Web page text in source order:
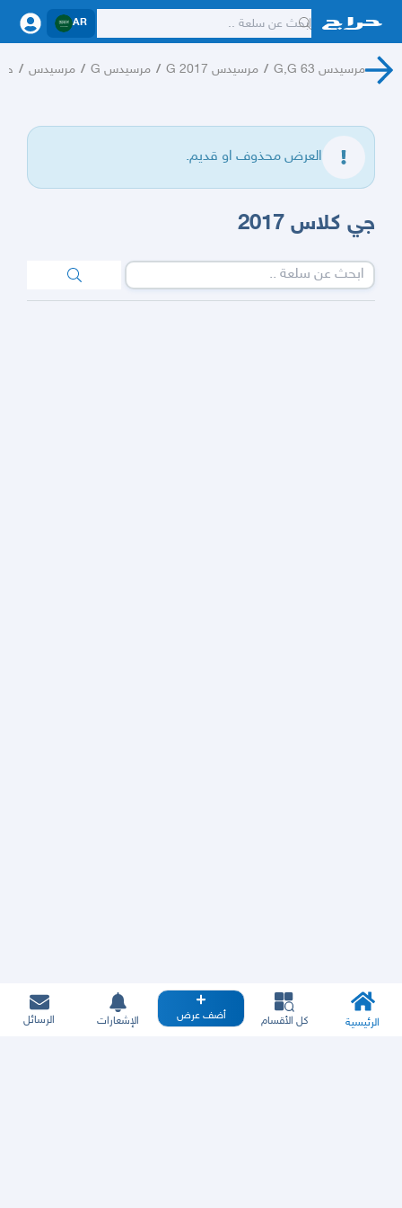
AR
مرسيدس G,G 63 / مرسيدس G 2017 / مرسيدس G / مرسيدس /
العرض محذوف او قديم.
جي كلاس 2017
الرئيسية كل الأقسام أضف عرض الإشعارات الرسائل